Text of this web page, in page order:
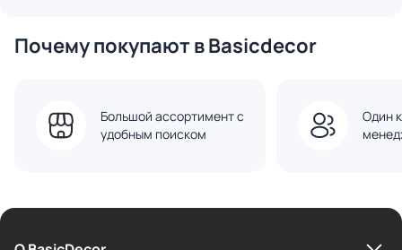
Почему покупают в Basicdecor
Большой ассортимент с
удобным поиском
Один